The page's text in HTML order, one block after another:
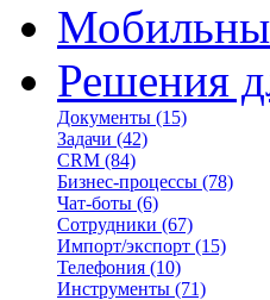
Решения
Документы (15)
Задачи (42)
CRM (84)
Бизнес-процессы (78)
Чат-боты (6)
Сотрудники (67)
Импорт/экспорт (15)
Телефония (10)
Инструменты (71)